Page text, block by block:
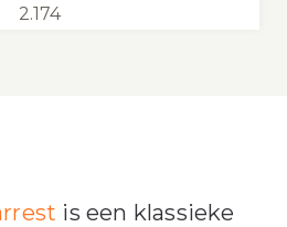
2.174
is een klassieke